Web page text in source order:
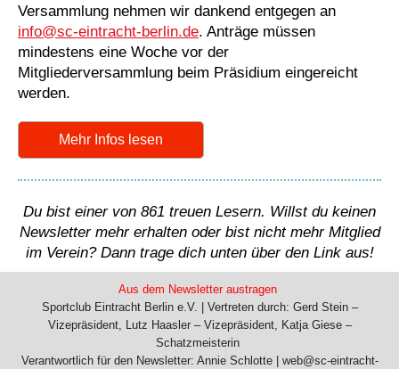
Versammlung nehmen wir dankend entgegen an
info@sc-eintracht-berlin.de. Anträge müssen
mindestens eine Woche vor der
Mitgliederversammlung beim Präsidium eingereicht
werden.
Mehr Infos lesen
Du bist einer von 861 treuen Lesern. Willst du keinen
Newsletter mehr erhalten oder bist nicht mehr Mitglied
im Verein? Dann trage dich unten über den Link aus!
Aus dem Newsletter austragen
Sportclub Eintracht Berlin e.V. | Vertreten durch: Gerd Stein –
Vizepräsident, Lutz Haasler – Vizepräsident, Katja Giese –
Schatzmeisterin
Verantwortlich für den Newsletter: Annie Schlotte | web@sc-eintracht-